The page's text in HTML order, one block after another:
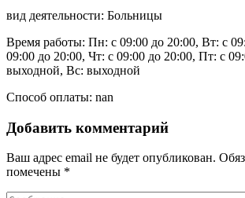
вид деятельности: Больницы
Время работы: Пн: с 09:00 до 20:00, Вт: с
09:00 до 20:00, Чт: с 09:00 до 20:00, Пт: с
выходной, Вс: выходной
Способ оплаты: nan
Добавить комментарий
Ваш адрес email не будет опубликован.
помечены *